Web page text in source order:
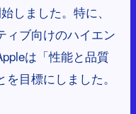
しました。特に、
ィブ向けのハイエン
は「性能と品質
目標にしました。